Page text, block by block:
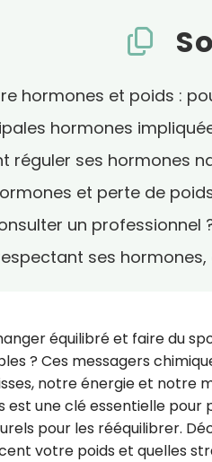
hormones et poids :
hormones
réguler ses hormones
et perte de
un professionnel
ses hormones,
équilibré et faire du
? Ces messagers
notre énergie et notre
est une clé essentielle
pour les rééquilibrer.
votre poids et quelles